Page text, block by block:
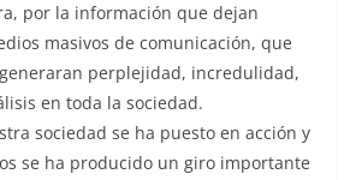
por la información que dejan
masivos de comunicación, que
perplejidad, incredulidad,
en toda la sociedad.
sociedad se ha puesto en acción y
se ha producido un giro importante